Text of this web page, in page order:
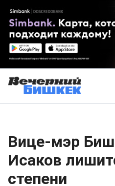
Вице-мэр
Исаков
степени